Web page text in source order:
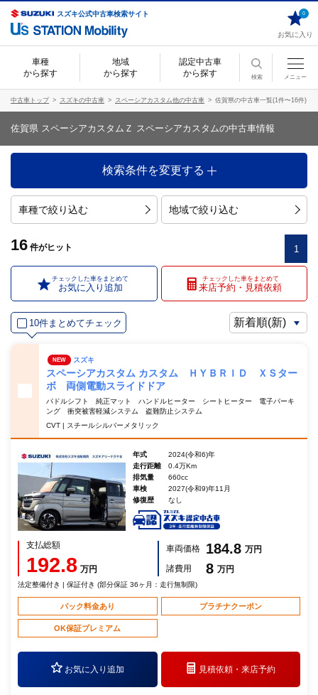
スズキ公式中古車検索サイト
お気に入り
0
車種
から探す
地域
から探す
認定中古車
から探す
検索 メニュー
中古車トップ スズキの中古車 スペーシアカスタム他の中古車 佐賀県の中古車一覧(1件〜16件)
佐賀県 スペーシアカスタムＺ スペーシアカスタムの中古車情報
検索条件を変更する
車種で絞り込む 地域で絞り込む
16 件がヒット 1
チェックした車をまとめて
お気に入り追加
チェックした車をまとめて
来店予約・見積依頼
10件まとめてチェック
NEW スズキ
スペーシアカスタム カスタム ＨＹＢＲＩＤ ＸＳター
ボ 両側電動スライドドア
パドルシフト 純正マット ハンドルヒーター シートヒーター 電子パーキ
ング 衝突被害軽減システム 盗難防止システム
CVT | スチールシルバーメタリック
年式
2024(令和6)年
走行距離
0.4万Km
排気量
660cc
車検
2027(令和9)年11月
修復歴
なし
支払総額
192.8 万円
車両価格 184.8 万円
諸費用
8 万円
法定整備付き | 保証付き (部分保証 36ヶ月：走行無制限)
パック料金あり プラチナクーポン
OK保証プレミアム
お気に入り追加 見積依頼・来店予約